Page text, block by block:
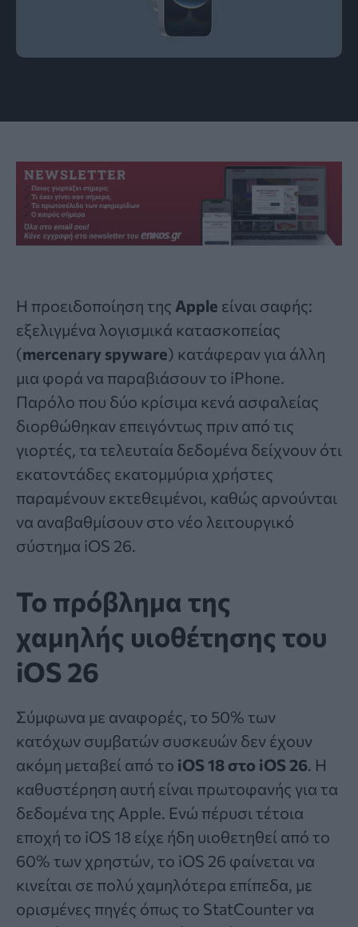
Η προειδοποίηση της Apple είναι σαφής:
εξελιγμένα λογισμικά κατασκοπείας
(mercenary spyware) κατάφεραν για άλλη
μια φορά να παραβιάσουν το iPhone.
Παρόλο που δύο κρίσιμα κενά ασφαλείας
διορθώθηκαν επειγόντως πριν από τις
γιορτές, τα τελευταία δεδομένα δείχνουν ότι
εκατοντάδες εκατομμύρια χρήστες
παραμένουν εκτεθειμένοι, καθώς αρνούνται
να αναβαθμίσουν στο νέο λειτουργικό
σύστημα iOS 26.
Το πρόβλημα της
χαμηλής υιοθέτησης του
iOS 26
Σύμφωνα με αναφορές, το 50% των
κατόχων συμβατών συσκευών δεν έχουν
ακόμη μεταβεί από το iOS 18 στο iOS 26. Η
καθυστέρηση αυτή είναι πρωτοφανής για τα
δεδομένα της Apple. Ενώ πέρυσι τέτοια
εποχή το iOS 18 είχε ήδη υιοθετηθεί από το
60% των χρηστών, το iOS 26 φαίνεται να
κινείται σε πολύ χαμηλότερα επίπεδα, με
ορισμένες πηγές όπως το StatCounter να